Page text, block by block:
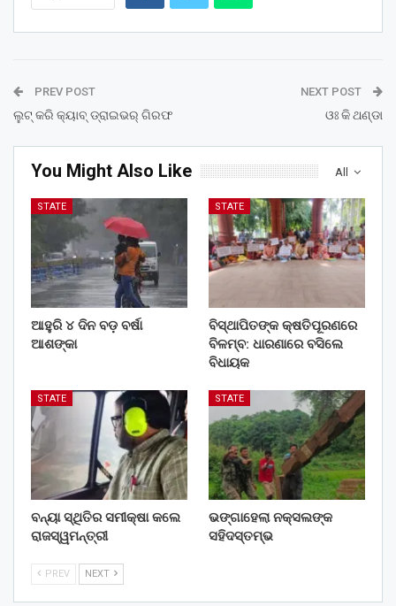
PREV POST
ଲୁଟ୍ କରି କ୍ୟାବ୍ ଡ୍ରାଇଭର୍ ଗିରଫ
NEXT POST
ଓଃ କି ଥଣ୍ଡା
All
You Might Also Like
STATE
ଆହୁରି ୪ ଦିନ ବଡ଼ ବର୍ଷା
ଆଶଙ୍କା
STATE
ବିସ୍ଥାପିତଙ୍କ କ୍ଷତିପୂରଣରେ
ବିଳମ୍ବ: ଧାରଣାରେ ବସିଲେ
ବିଧାୟକ
STATE
ବନ୍ୟା ସ୍ଥିତିର ସମୀକ୍ଷା କଲେ
ରାଜସ୍ୱମନ୍ତ୍ରୀ
STATE
ଭଙ୍ଗାହେଲା ନକ୍ସଲଙ୍କ
ସହିଦସ୍ତମ୍ଭ
PREV NEXT